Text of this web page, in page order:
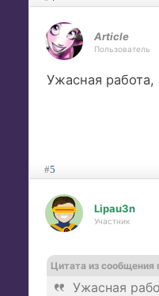
Article
Пользователь
Ужасная
#5
Lipau3n
Участник
Цитата из сообщения
Ужасная